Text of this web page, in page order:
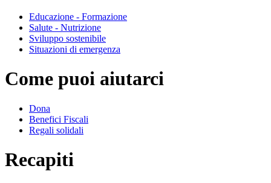
Educazione - Formazione
Salute - Nutrizione
Sviluppo sostenibile
Situazioni di emergenza
Come puoi aiutarci
Dona
Benefici Fiscali
Regali solidali
Recapiti